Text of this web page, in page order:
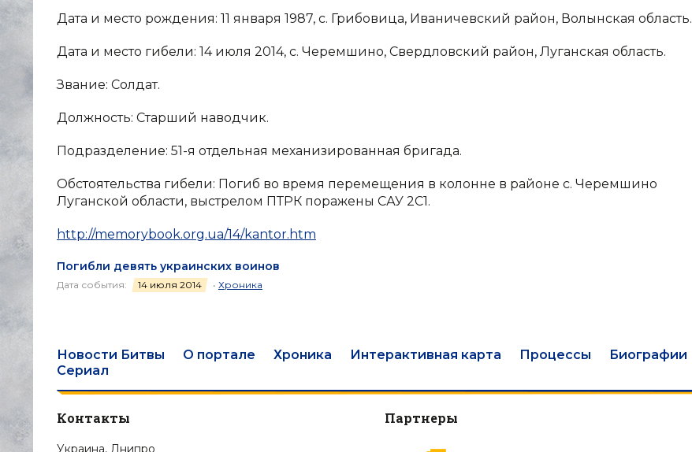
Дата и место рождения: 11 января 1987, с. Грибовица, Иваничевский район, Волынская область.
Дата и место гибели: 14 июля 2014, с. Черемшино, Свердловский район, Луганская область.
Звание: Солдат.
Должность: Старший наводчик.
Подразделение: 51-я отдельная механизированная бригада.
Обстоятельства гибели: Погиб во время перемещения в колонне в районе с. Черемшино
Луганской области, выстрелом ПТРК поражены САУ 2С1.
http://memorybook.org.ua/14/kantor.htm
Погибли девять украинских воинов
Дата события: 14 июля 2014 • Хроника
Новости Битвы О портале Хроника Интерактивная карта Процессы Биографии
Сериал
Контакты
Украина, Днипро
Партнеры